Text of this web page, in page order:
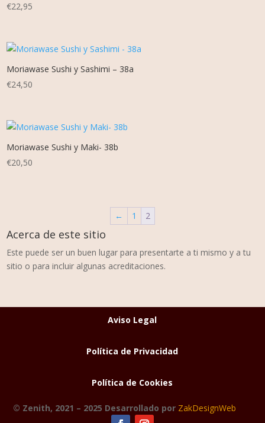
€22,95
Moriawase Sushi y Sashimi – 38a
€24,50
Moriawase Sushi y Maki- 38b
€20,50
← 1 2
Acerca de este sitio
Este puede ser un buen lugar para presentarte a ti mismo y a tu
sitio o para incluir algunas acreditaciones.
Aviso Legal
Política de Privacidad
Política de Cookies
© Zenith, 2021 – 2025 Desarrollado por ZakDesignWeb